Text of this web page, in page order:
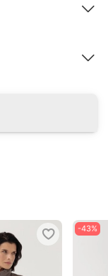
-43%